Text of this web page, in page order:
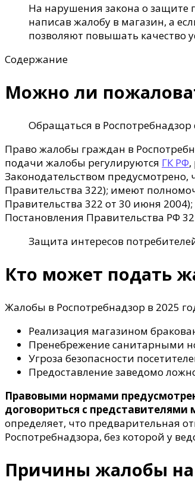
На нарушения закона о защите
написав жалобу в магазин, а
позволяют повышать качество
Содержание
Можно ли
Обращаться в
Право жалобы граждан в
подачи жалобы регулируются ГК РФ,
Законодательством
Правительства 322); имеют
Правительства 322 от 30 июня
Постановления Правительства РФ
Защита интересов
Кто может подать
Жалобы в Роспотребнадзор в 2025
Реализация магазином
Пренебрежение санитарными
Угроза безопасности
Предоставление заведомо
Правовыми нормами
договориться с представителями
определяет, что предварительная
Роспотребнадзора, без которой у
Причины жалобы на